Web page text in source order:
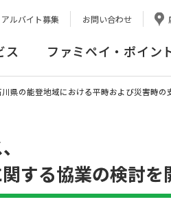
アルバイト募集 お問い合わせ
ス ファミペイ・ポイン
県の能登地域における平時および災害時
する協業の検討を